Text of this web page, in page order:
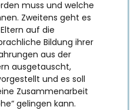
muss und welche
Zweitens geht es
auf die
Bildung ihrer
aus der
ausgetauscht,
und es soll
Zusammenarbeit
gelingen kann.